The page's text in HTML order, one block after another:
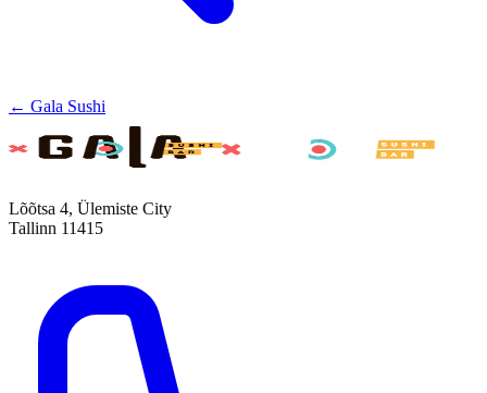
← Gala Sushi
Lõõtsa 4, Ülemiste City
Tallinn 11415